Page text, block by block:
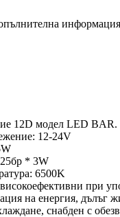
информация
12D модел LED BAR.
12-24V
* 3W
6500K
при
на енергия, дълъг
снабден с